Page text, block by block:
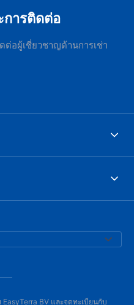
การติดต่อ
ต่อผู้เชี่ยวชาญด้านการเช่า
BV และจดทะเบียนกับ